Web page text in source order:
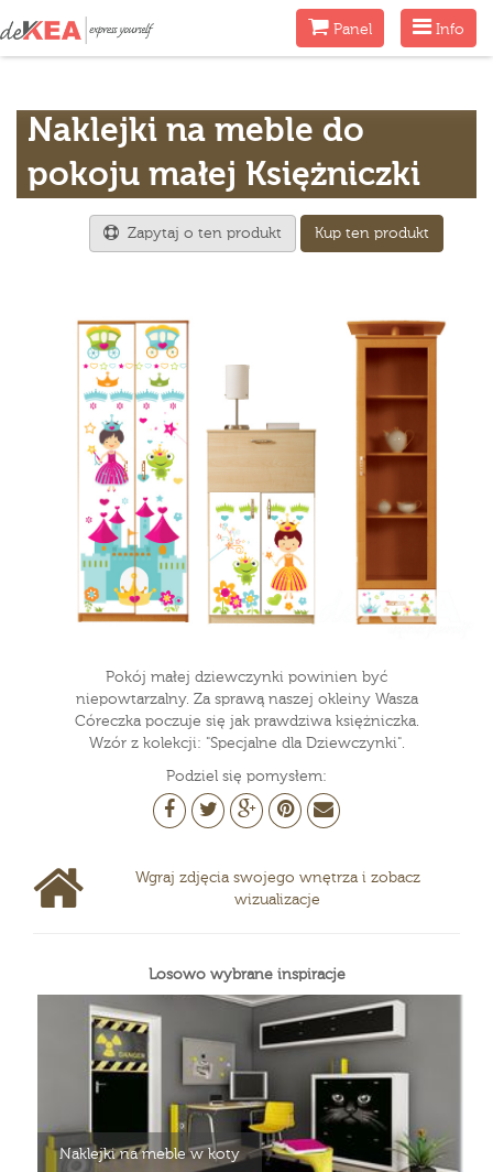
Menu
Info
MenuPanel
Naklejki na meble do
pokoju małej Księżniczki
Zapytaj o ten produkt Kup ten produkt
Pokój małej dziewczynki powinien być
niepowtarzalny. Za sprawą naszej okleiny Wasza
Córeczka poczuje się jak prawdziwa księżniczka.
Wzór z kolekcji: "Specjalne dla Dziewczynki".
Podziel się pomysłem:
Wgraj zdjęcia swojego wnętrza i zobacz
wizualizacje
Losowo wybrane inspiracje
Naklejki na meble w koty